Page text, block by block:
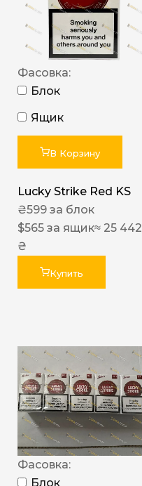
Фасовка:
Блок
Ящик
В Корзину
Lucky Strike Red KS
₴599 за блок
$565 за ящик≈ 25 442
₴
Купить
Фасовка:
Блок